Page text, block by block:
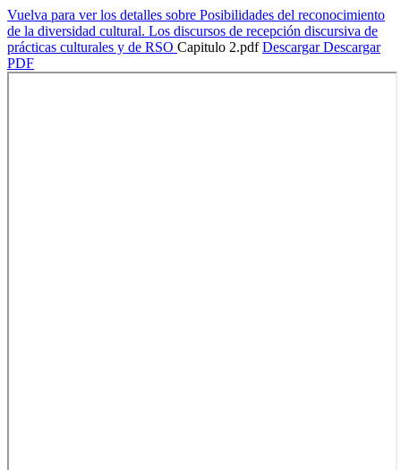
Vuelva para ver los detalles sobre Posibilidades del reconocimiento
de la diversidad cultural. Los discursos de recepción discursiva de
prácticas culturales y de RSO Capitulo 2.pdfDescargarDescargar
PDF